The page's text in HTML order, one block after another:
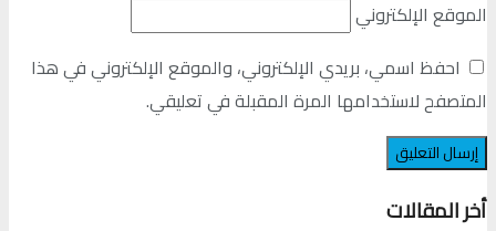
الموقع الإلكتروني
احفظ اسمي، بريدي الإلكتروني، والموقع الإلكتروني في هذا
المتصفح لاستخدامها المرة المقبلة في تعليقي.
أخر المقالات